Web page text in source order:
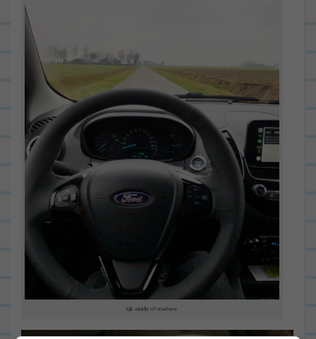
Kijk: middle of nowhere